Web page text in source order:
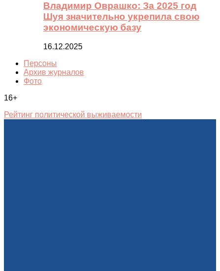
Владимир Оврашко: За 2025 год
Шуя значительно укрепила свою
экономическую базу
16.12.2025
Персоны
Архив журналов
Фото
16+
Рейтинг политической выживаемости